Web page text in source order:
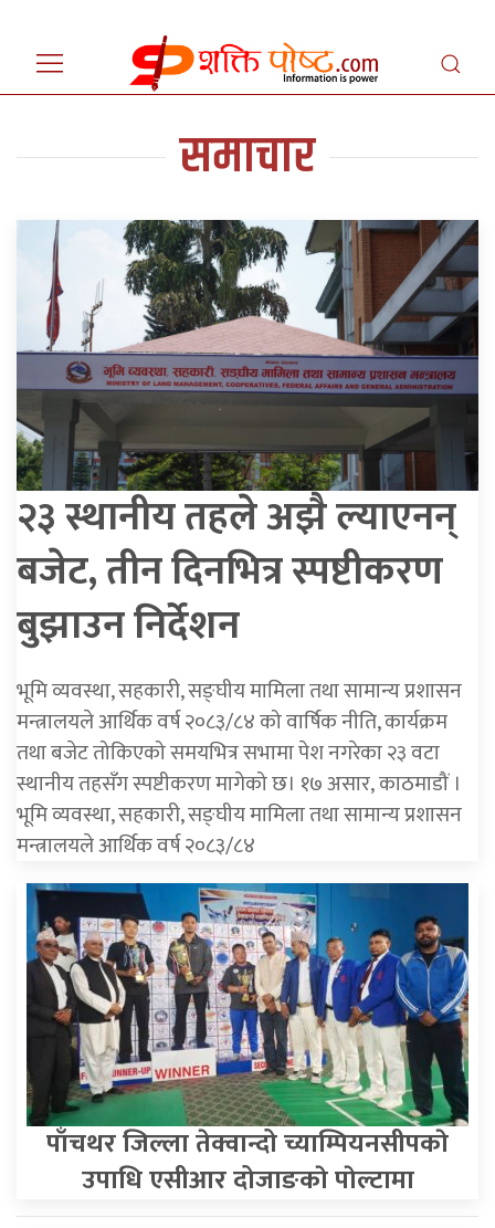
समाचार
२३ स्थानीय तहले अझै ल्याएनन्
बजेट, तीन दिनभित्र स्पष्टीकरण
बुझाउन निर्देशन
भूमि व्यवस्था, सहकारी, सङ्घीय मामिला तथा सामान्य प्रशासन
मन्त्रालयले आर्थिक वर्ष २०८३/८४ को वार्षिक नीति, कार्यक्रम
तथा बजेट तोकिएको समयभित्र सभामा पेश नगरेका २३ वटा
स्थानीय तहसँग स्पष्टीकरण मागेको छ। १७ असार, काठमाडौं ।
भूमि व्यवस्था, सहकारी, सङ्घीय मामिला तथा सामान्य प्रशासन
मन्त्रालयले आर्थिक वर्ष २०८३/८४
पाँचथर जिल्ला तेक्वान्दो च्याम्पियनसीपकाे
उपाधि एसीआर दोजाङकाे पाेल्टामा